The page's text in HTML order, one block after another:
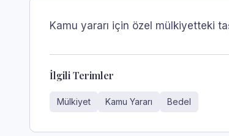
Kamu yararı için özel mülkiyetteki
İlgili Terimler
Mülkiyet Kamu Yararı Bedel